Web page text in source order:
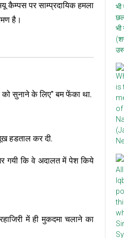
कैम्पस पर साम्प्रदायिक हमला
है।
सुनाने के लिए” बम फेंका था.
हडताल कर दी.
गयी कि वे अदालत में पेश किये
में ही मुकदमा चलाने का